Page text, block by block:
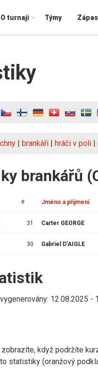
O turnaji Týmy
| brankáři | hráči v poli |
brankářů
# Jméno a příjmení
31 Carter GEORGE
30 Gabriel D’AIGLE
12.08.2025 -
když podržíte
statistiky (oranžový